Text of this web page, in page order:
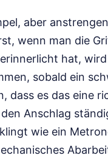
aber
wenn man die
hat,
sobald ein
dass es das eine
Anschlag
wie ein